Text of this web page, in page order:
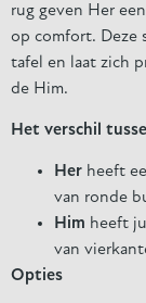
rug geven Her
op comfort. Deze
tafel en laat zich
de Him.
Het verschil
Her heeft
van ronde
Him heeft
van
Opties